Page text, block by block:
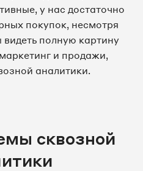
у нас достаточно
покупок, несмотря
полную картину
и продажи,
аналитики.
сквозной